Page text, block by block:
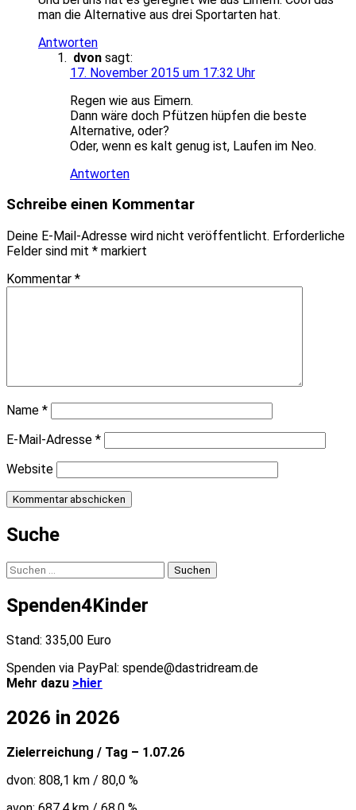
man die Alternative aus drei Sportarten hat.
Antworten
dvon sagt:
17. November 2015 um 17:32 Uhr
Regen wie aus Eimern.
Dann wäre doch Pfützen hüpfen die beste
Alternative, oder?
Oder, wenn es kalt genug ist, Laufen im Neo.
Antworten
Schreibe einen Kommentar
Deine E-Mail-Adresse wird nicht veröffentlicht. Erforderliche
Felder sind mit * markiert
Kommentar *
Name *
E-Mail-Adresse *
Website
Suche
Suchen
nach:
Spenden4Kinder
Stand: 335,00 Euro
Spenden via PayPal: spende@dastridream.de
Mehr dazu >hier
2026 in 2026
Zielerreichung / Tag – 1.07.26
dvon: 808,1 km / 80,0 %